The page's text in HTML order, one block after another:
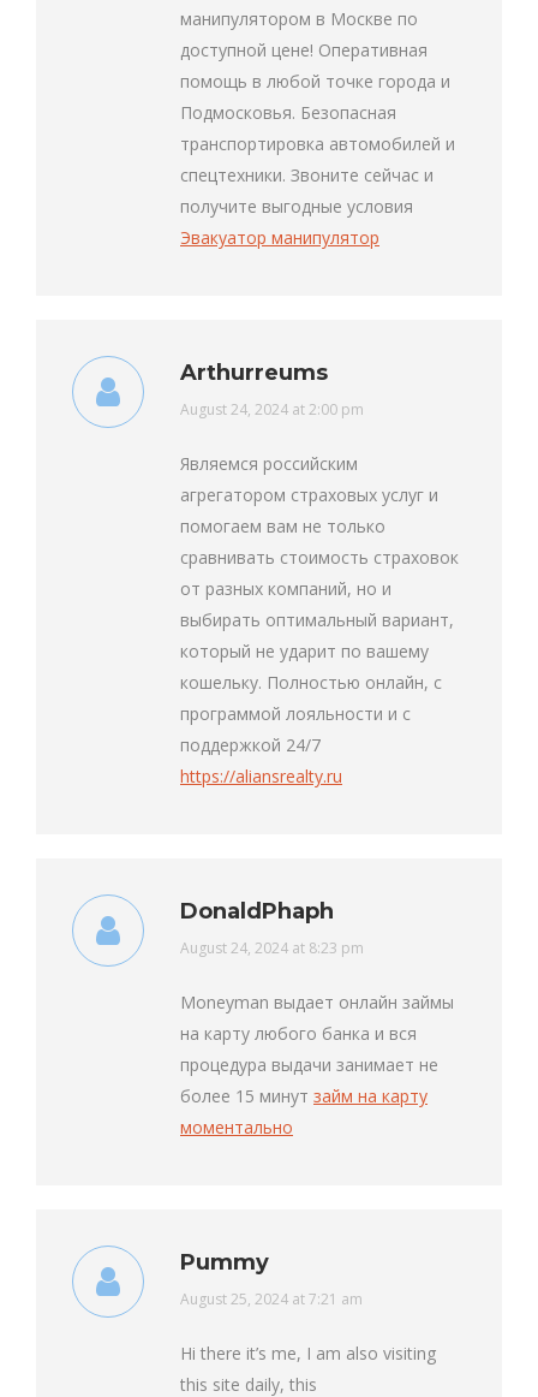
манипулятором в Москве по
доступной цене! Оперативная
помощь в любой точке города и
Подмосковья. Безопасная
транспортировка автомобилей и
спецтехники. Звоните сейчас и
получите выгодные условия
Эвакуатор манипулятор
Arthurreums
says:
August 24, 2024 at 2:00 pm
Являемся российским
агрегатором страховых услуг и
помогаем вам не только
сравнивать стоимость страховок
от разных компаний, но и
выбирать оптимальный вариант,
который не ударит по вашему
кошельку. Полностью онлайн, с
программой лояльности и с
поддержкой 24/7
https://aliansrealty.ru
DonaldPhaph
says:
August 24, 2024 at 8:23 pm
Moneyman выдает онлайн займы
на карту любого банка и вся
процедура выдачи занимает не
более 15 минут займ на карту
моментально
Pummy
says:
August 25, 2024 at 7:21 am
Hi there it’s me, I am also visiting
this site daily, this